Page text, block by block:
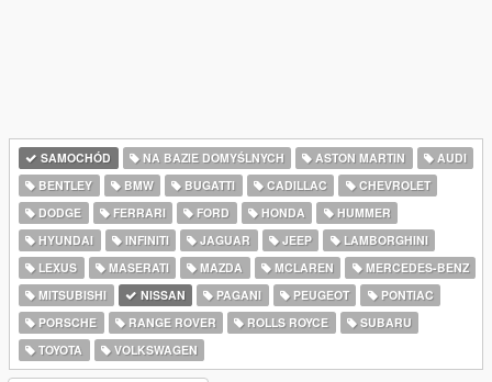
SAMOCHÓD NA BAZIE DOMYŚLNYCH ASTON MARTIN
AUDI
BENTLEY
BMW BUGATTI CADILLAC
CHEVROLET
DODGE
FERRARI FORD HONDA
HUMMER
HYUNDAI
INFINITI JAGUAR JEEP
LAMBORGHINI
LEXUS
MASERATI MAZDA MCLAREN
MERCEDES-BENZ
MITSUBISHI
NISSAN PAGANI PEUGEOT
PONTIAC
PORSCHE
RANGE ROVER ROLLS ROYCE
SUBARU
TOYOTA
VOLKSWAGEN